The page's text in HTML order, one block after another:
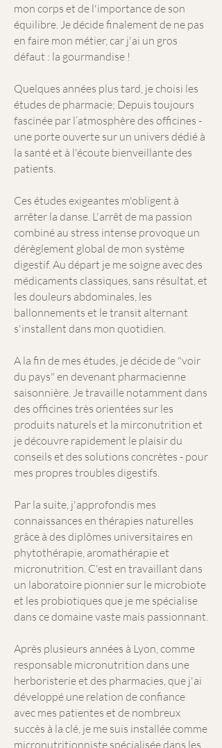
mon corps et de l'importance de son
équilibre. Je décide finalement de ne pas
en faire mon métier, car j'ai un gros
défaut : la gourmandise !
Quelques années plus tard, je choisi les
études de pharmacie; Depuis toujours
fascinée par l’atmosphère des officines -
une porte ouverte sur un univers dédié à
la santé et à l'écoute bienveillante des
patients.
Ces études exigeantes m'obligent à
arrêter la danse. L'arrêt de ma passion
combiné au stress intense provoque un
dérèglement global de mon système
digestif. Au départ je me soigne avec des
médicaments classiques, sans résultat, et
les douleurs abdominales, les
ballonnements et le transit alternant
s'installent dans mon quotidien.
A la fin de mes études, je décide de "voir
du pays" en devenant pharmacienne
saisonnière. Je travaille notamment dans
des officines très orientées sur les
produits naturels et la mirconutrition et
je découvre rapidement le plaisir du
conseils et des solutions concrètes - pour
mes propres troubles digestifs.
Par la suite, j'approfondis mes
connaissances en thérapies naturelles
grâce à des diplômes universitaires en
phytothérapie, aromathérapie et
micronutrition. C'est en travaillant dans
un laboratoire pionnier sur le microbiote
et les probiotiques que je me spécialise
dans ce domaine vaste mais passionnant.
Après plusieurs années à Lyon, comme
responsable micronutrition dans une
herboristerie et des pharmacies, que j'ai
développé une relation de confiance
avec mes patientes et de nombreux
succès à la clé, je me suis installée comme
micronutritionniste spécialisée dans les